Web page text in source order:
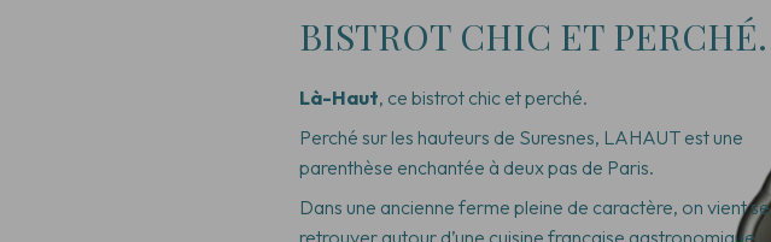
BISTROT CHIC ET PERCHÉ.
Là-Haut, ce bistrot chic et perché.
Perché sur les hauteurs de Suresnes, LAHAUT est une
parenthèse enchantée à deux pas de Paris.
Dans une ancienne ferme pleine de caractère, on vient se